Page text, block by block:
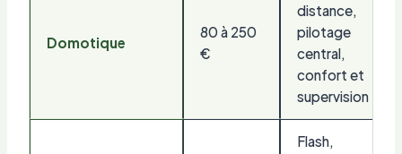
Domotique
80 à 250
€
distance,
pilotage
central,
confort et
supervision
Flash,